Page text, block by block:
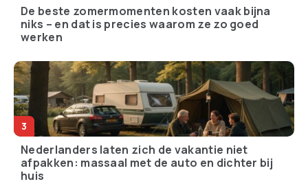
De beste zomermomenten kosten vaak bijna
niks – en dat is precies waarom ze zo goed
werken
Nederlanders laten zich de vakantie niet
afpakken: massaal met de auto en dichter bij
huis